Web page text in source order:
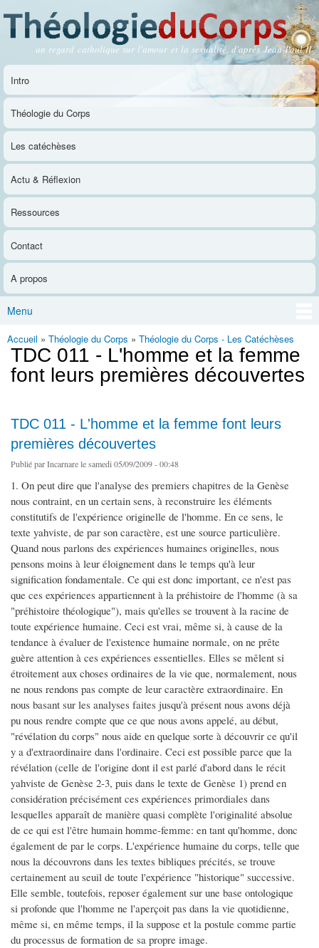
contenu
principal
Théologie du Corps
un regard catholique sur l'amour et la sexualité, d'après Jean-Paul II
Menu principal
Intro
Théologie du Corps
Les catéchèses
Actu & Réflexion
Ressources
Contact
A propos
Menu
Vous êtes ici
Accueil » Théologie du Corps » Théologie du Corps - Les Catéchèses
TDC 011 - L'homme et la femme
font leurs premières découvertes
TDC 011 - L'homme et la femme font leurs
premières découvertes
Publié parIncarnarele samedi 05/09/2009 - 00:48
1. On peut dire que l'analyse des premiers chapitres de la Genèse
nous contraint, en un certain sens, à reconstruire les éléments
constitutifs de l'expérience originelle de l'homme. En ce sens, le
texte yahviste, de par son caractère, est une source particulière.
Quand nous parlons des expériences humaines originelles, nous
pensons moins à leur éloignement dans le temps qu'à leur
signification fondamentale. Ce qui est donc important, ce n'est pas
que ces expériences appartiennent à la préhistoire de l'homme (à sa
"préhistoire théologique"), mais qu'elles se trouvent à la racine de
toute expérience humaine. Ceci est vrai, même si, à cause de la
tendance à évaluer de l'existence humaine normale, on ne prête
guère attention à ces expériences essentielles. Elles se mêlent si
étroitement aux choses ordinaires de la vie que, normalement, nous
ne nous rendons pas compte de leur caractère extraordinaire. En
nous basant sur les analyses faites jusqu'à présent nous avons déjà
pu nous rendre compte que ce que nous avons appelé, au début,
"révélation du corps" nous aide en quelque sorte à découvrir ce qu'il
y a d'extraordinaire dans l'ordinaire. Ceci est possible parce que la
révélation (celle de l'origine dont il est parlé d'abord dans le récit
yahviste de Genèse 2-3, puis dans le texte de Genèse 1) prend en
considération précisément ces expériences primordiales dans
lesquelles apparaît de manière quasi complète l'originalité absolue
de ce qui est l'être humain homme-femme: en tant qu'homme, donc
également de par le corps. L'expérience humaine du corps, telle que
nous la découvrons dans les textes bibliques précités, se trouve
certainement au seuil de toute l'expérience "historique" successive.
Elle semble, toutefois, reposer également sur une base ontologique
si profonde que l'homme ne l'aperçoit pas dans la vie quotidienne,
même si, en même temps, il la suppose et la postule comme partie
du processus de formation de sa propre image.